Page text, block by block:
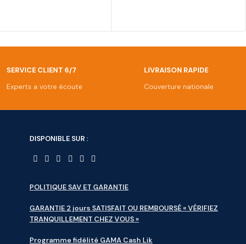
SERVICE CLIENT 6/7
Experts a votre écoute
LIVRAISON RAPIDE
Couverture nationale
DISPONIBLE SUR :
POLITIQUE SAV ET GARANTIE
GARANTIE 2 jours SATISFAIT OU REMBOURSÉ « VÉRIFIEZ
TRANQUILLEMENT CHEZ VOUS »
Programme fidélité GAMA Cash Lik